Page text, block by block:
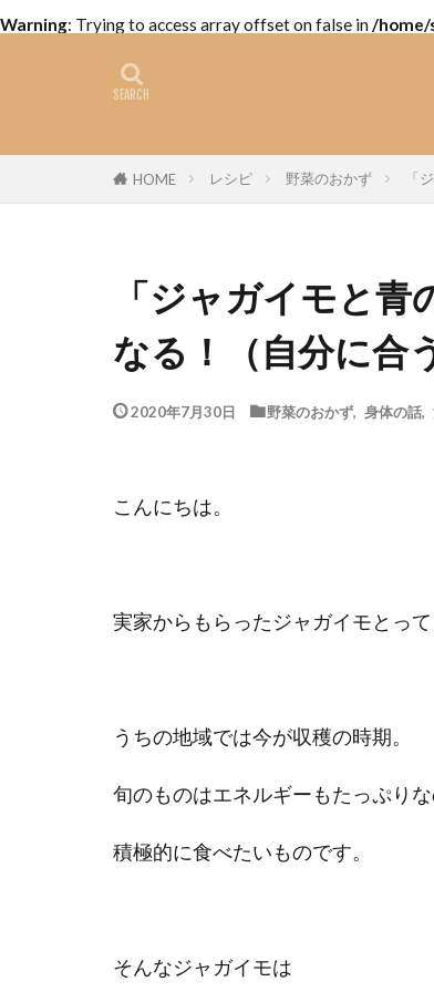
Warning: Trying to access array offset on false in/home/
HOME レシピ 野菜のおかず 「
「ジャガイモと
なる！（自分に合
2020年7月30日 野菜のおかず 身体の話
こんにちは。
実家からもらったジャガイモとって
うちの地域では今が収穫の時期。
旬のものはエネルギーもたっぷり
積極的に食べたいものです。
そんなジャガイモは